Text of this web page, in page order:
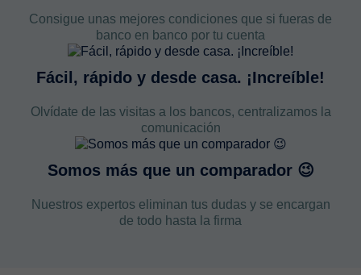
Consigue unas mejores condiciones que si fueras de
banco en banco por tu cuenta
Fácil, rápido y desde casa. ¡Increíble!
Olvídate de las visitas a los bancos, centralizamos la
comunicación
Somos más que un comparador 😉
Nuestros expertos eliminan tus dudas y se encargan
de todo hasta la firma